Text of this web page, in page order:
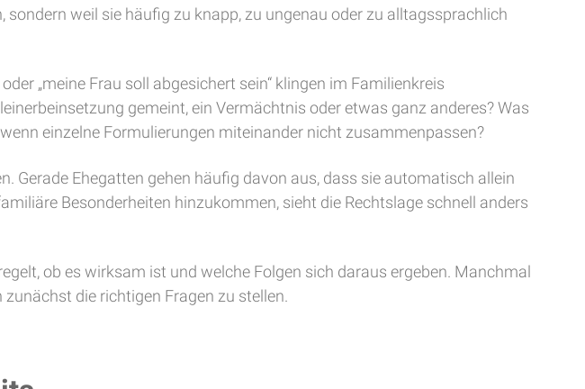
weil sie häufig zu knapp, zu ungenau oder zu alltagssprachlich
„meine Frau soll abgesichert sein“ klingen im Familienkreis
gemeint, ein Vermächtnis oder etwas ganz anderes? Was
einzelne Formulierungen miteinander nicht zusammenpassen?
Gerade Ehegatten gehen häufig davon aus, dass sie automatisch allein
Besonderheiten hinzukommen, sieht die Rechtslage schnell anders
ob es wirksam ist und welche Folgen sich daraus ergeben. Manchmal
die richtigen Fragen zu stellen.